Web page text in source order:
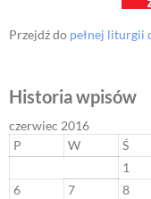
Przejdź do pełnej liturgii
Historia wpisów
czerwiec 2016
P
W Ś
1
6
7 8